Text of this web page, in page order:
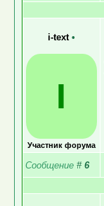
i-text •
I
Участник форума
Сообщение # 6